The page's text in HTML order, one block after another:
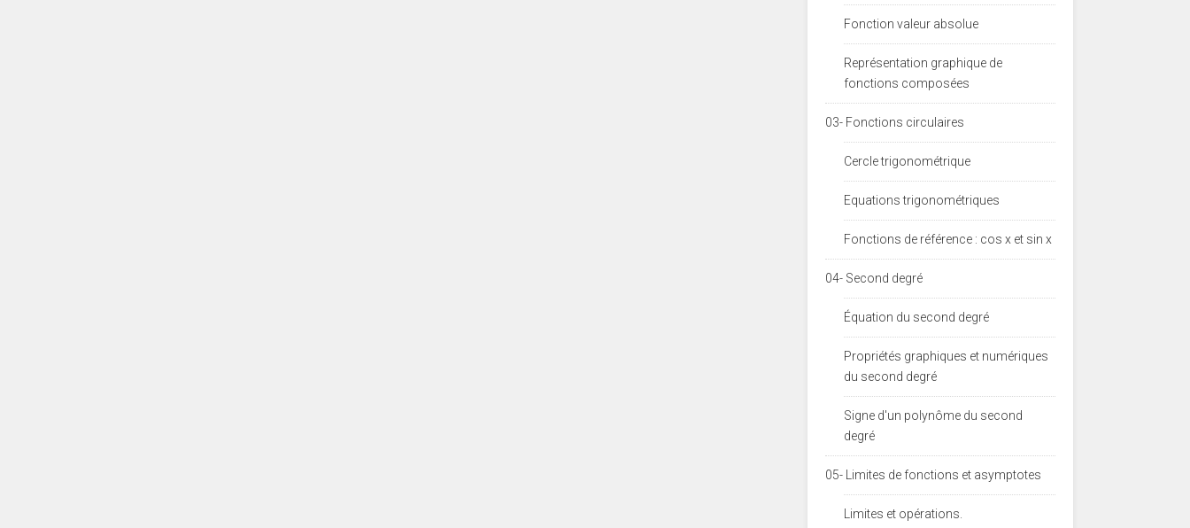
Fonction valeur absolue
Représentation graphique de
fonctions composées
03- Fonctions circulaires
Cercle trigonométrique
Equations trigonométriques
Fonctions de référence : cos x et sin x
04- Second degré
Équation du second degré
Propriétés graphiques et numériques
du second degré
Signe d'un polynôme du second
degré
05- Limites de fonctions et asymptotes
Limites et opérations.